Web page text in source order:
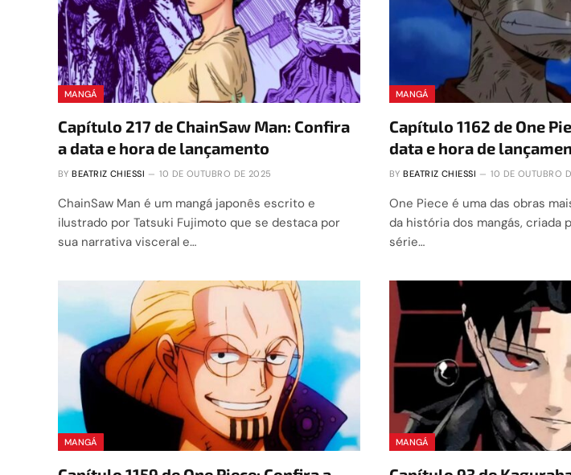
MANGÁ
Capítulo 217 de ChainSaw Man: Confira
a data e hora de lançamento
BY BEATRIZ CHIESSI 10 DE OUTUBRO DE 2025
ChainSaw Man é um mangá japonês escrito e
ilustrado por Tatsuki Fujimoto que se destaca por
sua narrativa visceral e…
MANGÁ
Capítulo 1162 de One
data e hora de
BY BEATRIZ CHIESSI 10 DE OUTUBRO
One Piece é uma das obras
da história dos mangás, criada
série…
MANGÁ MANGÁ